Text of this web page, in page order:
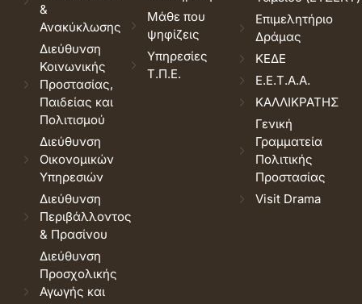
&
Ανακύκλωσης
Διεύθυνση
Κοινωνικής
Προστασίας,
Παιδείας και
Πολιτισμού
Διεύθυνση
Οικονομικών
Υπηρεσιών
Διεύθυνση
Περιβάλλοντος
& Πρασίνου
Διεύθυνση
Προσχολικής
Αγωγής και
Μάθε που
ψηφίζεις
Υπηρεσίες
Τ.Π.Ε.
Επιμελητήριο
Δράμας
ΚΕΔΕ
Ε.Ε.Τ.Α.Α.
ΚΑΛΛΙΚΡΑΤΗΣ
Γενική
Γραμματεία
Πολιτικής
Προστασίας
Visit Drama